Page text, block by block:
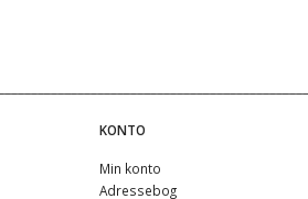
KONTO
Min konto
Adressebog